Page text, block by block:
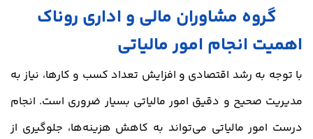
گروه مشاوران مالی و اداری روناک
اهمیت انجام امور مالیاتی
با توجه به رشد اقتصادی و افزایش تعداد کسب و کارها، نیاز به
مدیریت صحیح و دقیق امور مالیاتی بسیار ضروری است. انجام
درست امور مالیاتی می‌تواند به کاهش هزینه‌ها، جلوگیری از